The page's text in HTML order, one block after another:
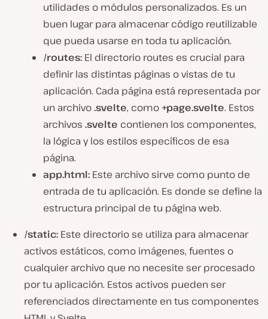
utilidades o módulos personalizados. Es un
buen lugar para almacenar código reutilizable
que pueda usarse en toda tu aplicación.
/routes: El directorio routes es crucial para
definir las distintas páginas o vistas de tu
aplicación. Cada página está representada por
un archivo.svelte, como +page.svelte. Estos
archivos .svelte contienen los componentes,
la lógica y los estilos específicos de esa
página.
app.html: Este archivo sirve como punto de
entrada de tu aplicación. Es donde se define la
estructura principal de tu página web.
/static: Este directorio se utiliza para almacenar
activos estáticos, como imágenes, fuentes o
cualquier archivo que no necesite ser procesado
por tu aplicación. Estos activos pueden ser
referenciados directamente en tus componentes